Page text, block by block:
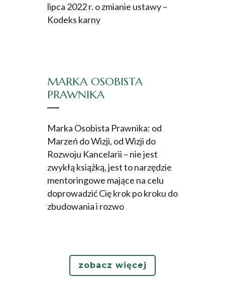
lipca 2022 r. o zmianie ustawy –
Kodeks karny
MARKA OSOBISTA
PRAWNIKA
Marka Osobista Prawnika: od
Marzeń do Wizji, od Wizji do
Rozwoju Kancelarii – nie jest
zwykłą książką, jest to narzędzie
mentoringowe mające na celu
doprowadzić Cię krok po kroku do
zbudowania i rozwo
zobacz więcej